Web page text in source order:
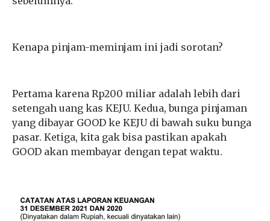
Kenapa pinjam-meminjam ini jadi sorotan?
Pertama karena Rp200 miliar adalah lebih dari
setengah uang kas KEJU. Kedua, bunga pinjaman
yang dibayar GOOD ke KEJU di bawah suku bunga
pasar. Ketiga, kita gak bisa pastikan apakah
GOOD akan membayar dengan tepat waktu.